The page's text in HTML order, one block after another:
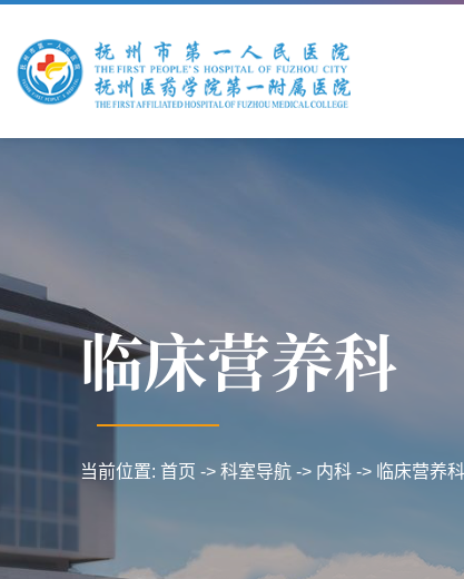
临床营养科
当前位置: 首页 -> 科室导航 -> 内科 -> 临床营养科